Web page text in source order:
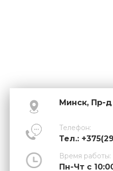
Минск, Пр-
Телефон:
Тел.:
Время работы:
Пн-Чт с